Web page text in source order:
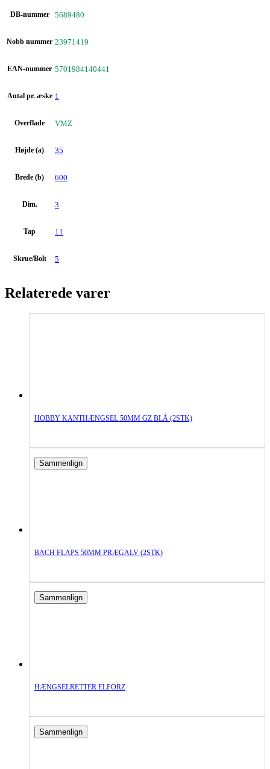
DB-nummer 5689480
Nobb nummer 23971419
EAN-nummer 5701984140441
Antal pr. æske 1
Overflade VMZ
Højde (a) 35
Brede (b) 600
Dim. 3
Tap 11
Skrue/Bolt 5
Relaterede varer
HOBBY KANTHÆNGSEL 50MM GZ BLÅ (2STK)
Sammenlign
BACH FLAPS 50MM PRÆGALV (2STK)
Sammenlign
HÆNGSELRETTER ELFORZ
Sammenlign